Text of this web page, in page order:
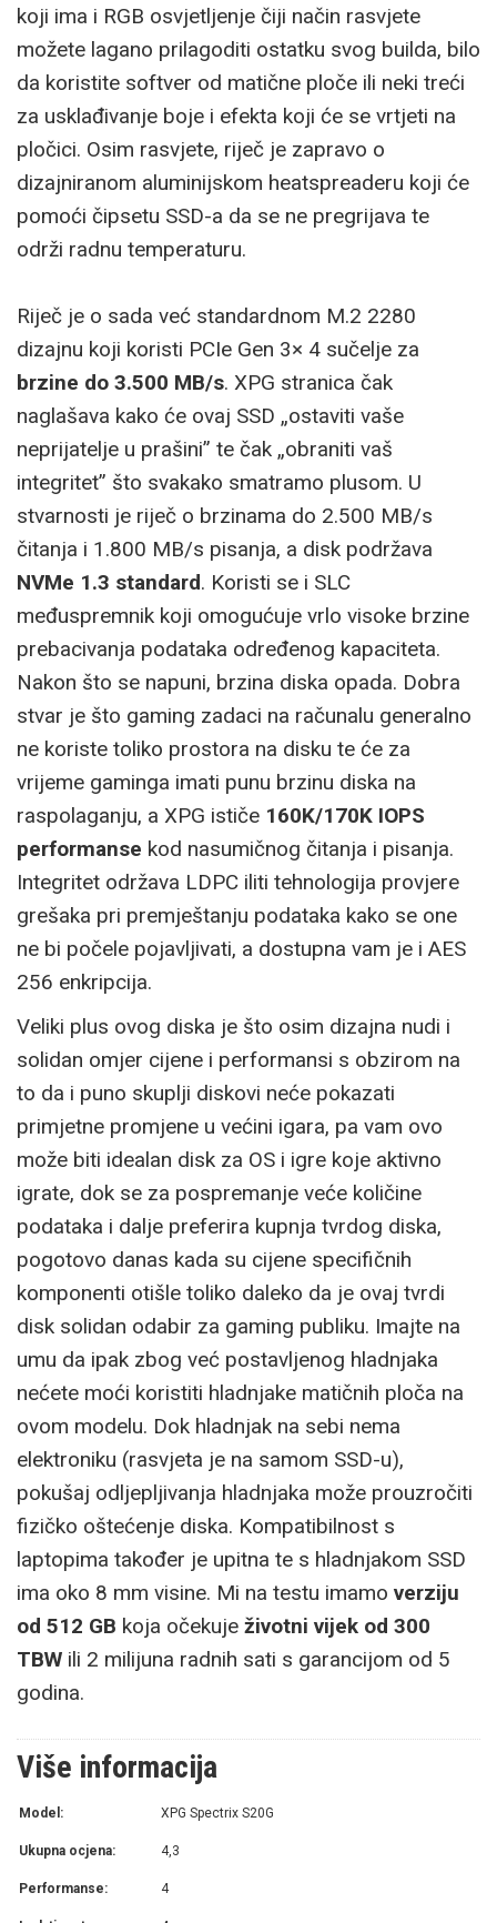
koji ima i RGB osvjetljenje čiji način rasvjete
možete lagano prilagoditi ostatku svog builda, bilo
da koristite softver od matične ploče ili neki treći
za usklađivanje boje i efekta koji će se vrtjeti na
pločici. Osim rasvjete, riječ je zapravo o
dizajniranom aluminijskom heatspreaderu koji će
pomoći čipsetu SSD-a da se ne pregrijava te
održi radnu temperaturu.
Riječ je o sada već standardnom M.2 2280
dizajnu koji koristi PCIe Gen 3× 4 sučelje za
brzine do 3.500 MB/s. XPG stranica čak
naglašava kako će ovaj SSD „ostaviti vaše
neprijatelje u prašini” te čak „obraniti vaš
integritet” što svakako smatramo plusom. U
stvarnosti je riječ o brzinama do 2.500 MB/s
čitanja i 1.800 MB/s pisanja, a disk podržava
NVMe 1.3 standard. Koristi se i SLC
međuspremnik koji omogućuje vrlo visoke brzine
prebacivanja podataka određenog kapaciteta.
Nakon što se napuni, brzina diska opada. Dobra
stvar je što gaming zadaci na računalu generalno
ne koriste toliko prostora na disku te će za
vrijeme gaminga imati punu brzinu diska na
raspolaganju, a XPG ističe 160K/170K IOPS
performanse kod nasumičnog čitanja i pisanja.
Integritet održava LDPC iliti tehnologija provjere
grešaka pri premještanju podataka kako se one
ne bi počele pojavljivati, a dostupna vam je i AES
256 enkripcija.
Veliki plus ovog diska je što osim dizajna nudi i
solidan omjer cijene i performansi s obzirom na
to da i puno skuplji diskovi neće pokazati
primjetne promjene u većini igara, pa vam ovo
može biti idealan disk za OS i igre koje aktivno
igrate, dok se za pospremanje veće količine
podataka i dalje preferira kupnja tvrdog diska,
pogotovo danas kada su cijene specifičnih
komponenti otišle toliko daleko da je ovaj tvrdi
disk solidan odabir za gaming publiku. Imajte na
umu da ipak zbog već postavljenog hladnjaka
nećete moći koristiti hladnjake matičnih ploča na
ovom modelu. Dok hladnjak na sebi nema
elektroniku (rasvjeta je na samom SSD-u),
pokušaj odljepljivanja hladnjaka može prouzročiti
fizičko oštećenje diska. Kompatibilnost s
laptopima također je upitna te s hladnjakom SSD
ima oko 8 mm visine. Mi na testu imamo verziju
od 512 GB koja očekuje životni vijek od 300
TBW ili 2 milijuna radnih sati s garancijom od 5
godina.
Više informacija
Model: XPG Spectrix S20G
Ukupna ocjena: 4,3
Performanse: 4